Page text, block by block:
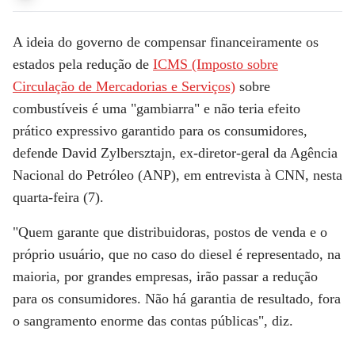
A ideia do governo de compensar financeiramente os
estados pela redução de ICMS (Imposto sobre
Circulação de Mercadorias e Serviços) sobre
combustíveis é uma "gambiarra" e não teria efeito
prático expressivo garantido para os consumidores,
defende David Zylbersztajn, ex-diretor-geral da Agência
Nacional do Petróleo (ANP), em entrevista à CNN, nesta
quarta-feira (7).
"Quem garante que distribuidoras, postos de venda e o
próprio usuário, que no caso do diesel é representado, na
maioria, por grandes empresas, irão passar a redução
para os consumidores. Não há garantia de resultado, fora
o sangramento enorme das contas públicas", diz.